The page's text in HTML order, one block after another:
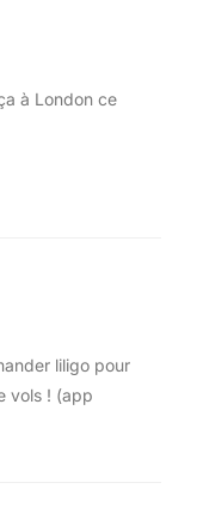
pourquoi pas
de
le mail
tous
à jour, ainsi
vol. Je me
à London ce
liligo pour
vols ! (app